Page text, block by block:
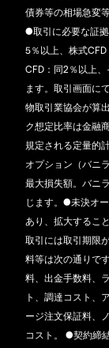
債券等の相場急変
●取引に必要な証
5％以上、株式
CFD：同2％以上
ます。取引画面に
物取引業協会が算
ク想定比率は金融
規定される定量的
オプション（バニ
最大損失額。バニ
じます。●未決オ
あり、拡大するこ
取引には取引期限
料等は次の通りで
料、出金手数料、
ト、調達コスト、
ージ注文保証料、
コスト。 ●契約締